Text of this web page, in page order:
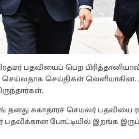
பதவியைப் பெற
செய்வதாக செய்திகள்
சுகாதாரச் செயலர் பதவியை
பதவிக்கான போட்டியில் இறங்க